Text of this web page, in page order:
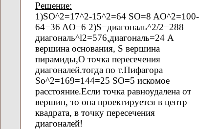
Решение:
1)SO^2=17^2-15^2=64 SO=8 AO^2=100-
64=36 AO=6 2)S=диагональ^2/2=288
диагональ^l2=576,диагональ=24 A
вершина основания, S вершина
пирамиды,O точка пересечения
диагоналей.тогда по т.Пифагора
So^2=169=144=25 SO=5 искомое
расстояние.Если точка равноудалена от
вершин, то она проектируется в центр
квадрата, в точку пересечения
диагоналей!